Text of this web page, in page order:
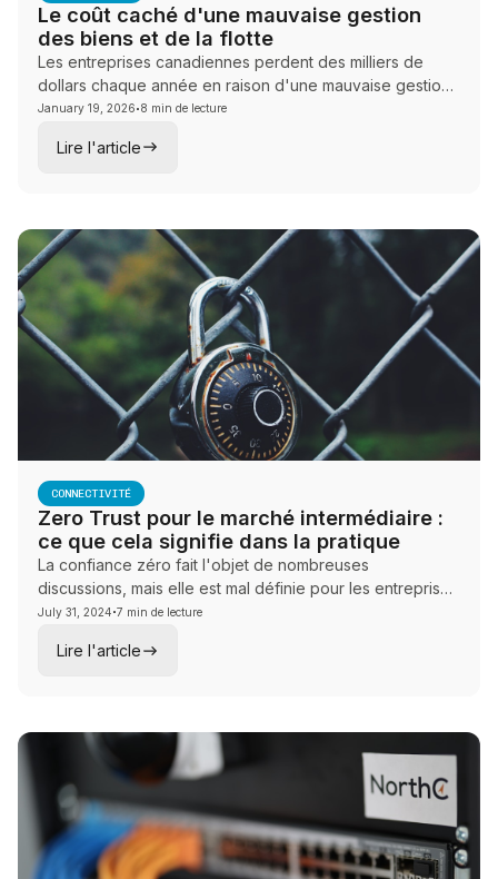
Le coût caché d'une mauvaise gestion
des biens et de la flotte
Les entreprises canadiennes perdent des milliers de
dollars chaque année en raison d'une mauvaise gestion
de leur flotte. Découvrez comment le suivi GPS, les
VMS Vision Track peuvent réduire les coûts, améliorer la
January 19, 2026·8 min de lecture
Lire l'article
CONNECTIVITÉ
Zero Trust pour le marché intermédiaire :
ce que cela signifie dans la pratique
La confiance zéro fait l'objet de nombreuses
discussions, mais elle est mal définie pour les entreprises
du marché intermédiaire. Cet article mappera les
périphériques, accès au moins privilège, segmentation)
July 31, 2024·7 min de lecture
Lire l'article